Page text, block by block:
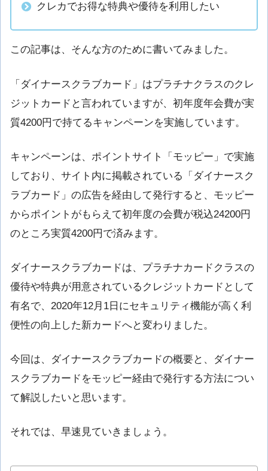
クレカでお得な特典や優待を利用したい
この記事は、そんな方のために書いてみました。
「ダイナースクラブカード」はプラチナクラスのクレ
ジットカードと言われていますが、初年度年会費が実
質4200円で持てるキャンペーンを実施しています。
キャンペーンは、ポイントサイト「モッピー」で実施
しており、サイト内に掲載されている「ダイナースク
ラブカード」の広告を経由して発行すると、モッピー
からポイントがもらえて初年度の会費が税込24200円
のところ実質4200円で済みます。
ダイナースクラブカードは、プラチナカードクラスの
優待や特典が用意されているクレジットカードとして
有名で、2020年12月1日にセキュリティ機能が高く利
便性の向上した新カードへと変わりました。
今回は、ダイナースクラブカードの概要と、ダイナー
スクラブカードをモッピー経由で発行する方法につい
て解説したいと思います。
それでは、早速見ていきましょう。